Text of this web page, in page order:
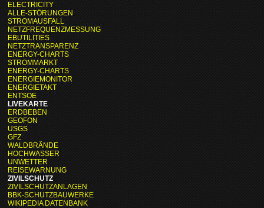
ELECTRICITY
ALLE-STÖRUNGEN
STROMAUSFALL
NETZFREQUENZMESSUNG
EBUTILITIES
NETZTRANSPARENZ
ENERGY-CHARTS
STROMMARKT
ENERGY-CHARTS
ENERGIEMONITOR
ENERGIETAKT
ENTSOE
LIVEKARTE
ERDBEBEN
GEOFON
USGS
GFZ
WALDBRÄNDE
HOCHWASSER
UNWETTER
REISEWARNUNG
ZIVILSCHUTZ
ZIVILSCHUTZANLAGEN
BBK-SCHUTZBAUWERKE
WIKIPEDIA DATENBANK